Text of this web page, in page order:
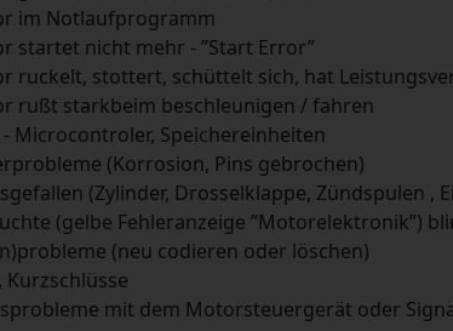
im Notlaufprogramm
startet nicht mehr - ”Start Error”
ruckelt, stottert, schüttelt sich, hat
rußt starkbeim beschleunigen / fahren
Microcontroler, Speichereinheiten
(Korrosion, Pins gebrochen)
(Zylinder, Drosselklappe, Zündspulen
(gelbe Fehleranzeige ”Motorelektronik”)
(neu codieren oder löschen)
Kurzschlüsse
mit dem Motorsteuergerät oder